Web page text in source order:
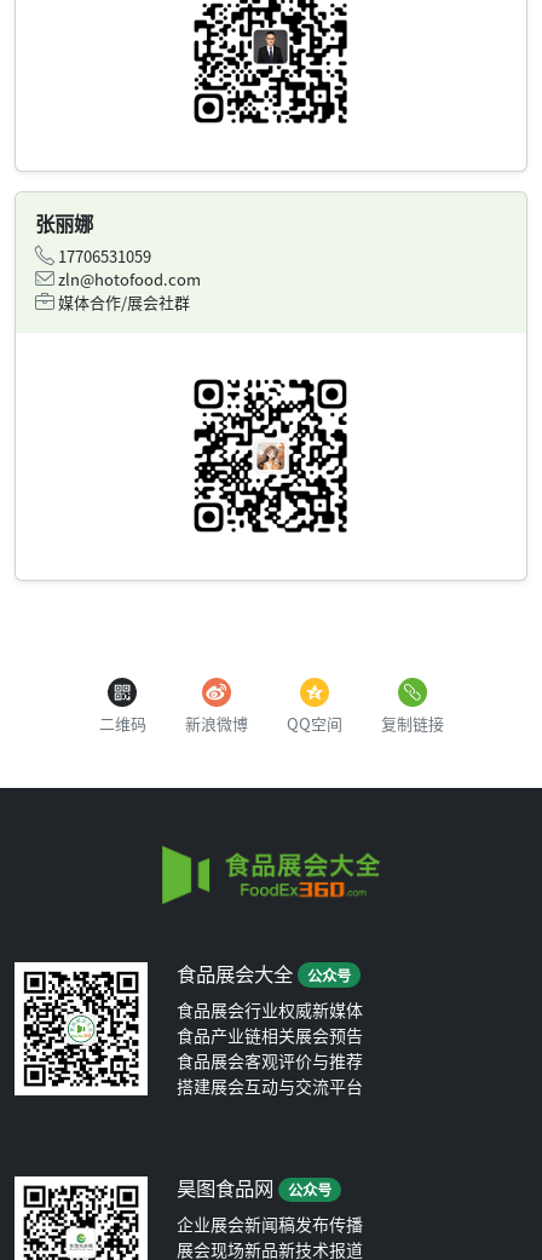
张丽娜
17706531059
zln@hotofood.com
媒体合作/展会社群
二维码 新浪微博 QQ空间 复制链接
食品展会大全 公众号
食品展会行业权威新媒体
食品产业链相关展会预告
食品展会客观评价与推荐
搭建展会互动与交流平台
昊图食品网 公众号
企业展会新闻稿发布传播
展会现场新品新技术报道